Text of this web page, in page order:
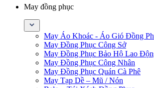
May đồng phục
May Áo Khoác - Áo Gió Đồng
May Đồng Phục Công Sở
May Đồng Phục Bảo Hộ Lao
May Đồng Phục Công Nhân
May Đồng Phục Quán Cà Phê
May Tạp Dề – Mũ / Nón